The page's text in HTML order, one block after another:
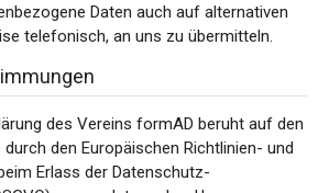
Daten auch auf alternativen
telefonisch, an uns zu übermitteln.
des Vereins formAD beruht auf den
den Europäischen Richtlinien- und
Erlass der Datenschutz-